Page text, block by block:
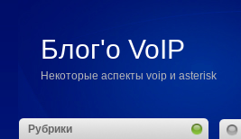
Блог'о VoIP
Некоторые аспекты voip и asterisk
Рубрики